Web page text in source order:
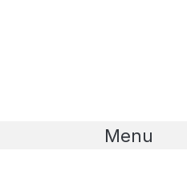
Menu